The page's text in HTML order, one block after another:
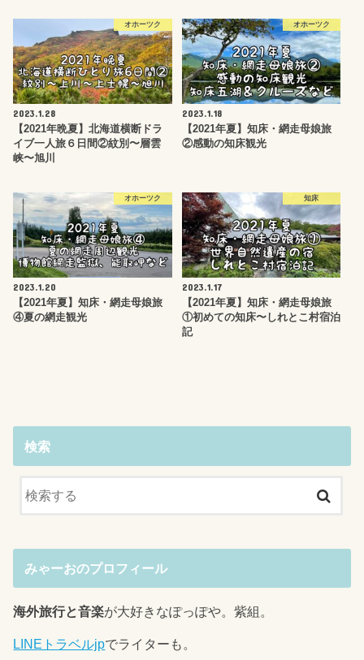
オホーツク
2023.1.28
【2021年晩夏】北海道横断ドラ
イブ一人旅６日間②紋別〜層雲
峡〜旭川
オホーツク
2023.1.18
【2021年夏】知床・網走母娘旅
②感動の知床観光
オホーツク
2023.1.20
【2021年夏】知床・網走母娘旅
④夏の網走観光
知床
2023.1.17
【2021年夏】知床・網走母娘旅
①初めての知床〜しれとこ村宿泊
記
検索
みゃーおのプロフィール
海外旅行と音楽が大好きなぽっぽや。紫組。
LINEトラベルjpでライターも。